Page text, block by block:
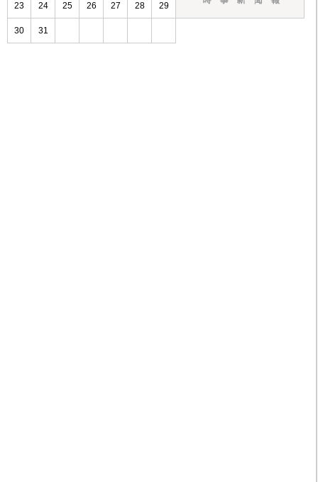
23 24 25 26 27 28 29
30 31